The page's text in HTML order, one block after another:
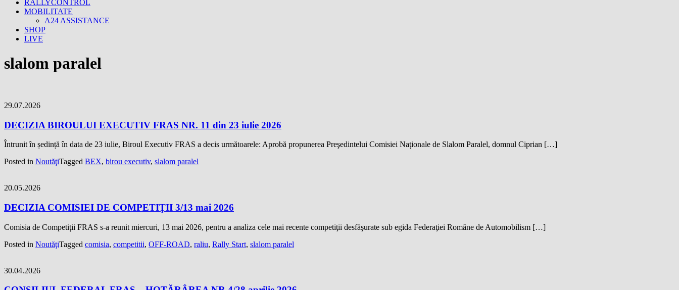
RALLYCONTROL
MOBILITATE
A24 ASSISTANCE
SHOP
LIVE
slalom paralel
29.07.2026
DECIZIA BIROULUI EXECUTIV FRAS NR. 11 din 23 iulie 2026
Întrunit în ședință în data de 23 iulie, Biroul Executiv FRAS a decis următoarele: Aprobă propunerea Preşedintelui Comisiei Naționale de Slalom Paralel, domnul Ciprian […]
Posted in NoutăţiTagged BEX, birou executiv, slalom paralel
20.05.2026
DECIZIA COMISIEI DE COMPETIŢII 3/13 mai 2026
Comisia de Competiții FRAS s-a reunit miercuri, 13 mai 2026, pentru a analiza cele mai recente competiţii desfăşurate sub egida Federaţiei Române de Automobilism […]
Posted in NoutăţiTagged comisia, competitii, OFF-ROAD, raliu, Rally Start, slalom paralel
30.04.2026